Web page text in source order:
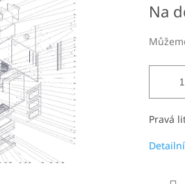
cena:
Na
Pravá